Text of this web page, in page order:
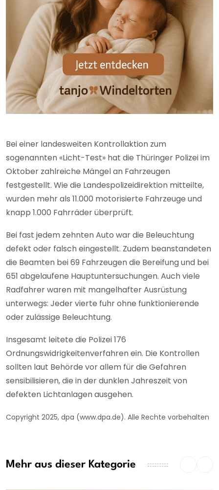
Bei einer landesweiten Kontrollaktion zum
sogenannten «Licht-Test» hat die Thüringer Polizei im
Oktober zahlreiche Mängel an Fahrzeugen
festgestellt. Wie die Landespolizeidirektion mitteilte,
wurden mehr als 11.000 motorisierte Fahrzeuge und
knapp 1.000 Fahrräder überprüft.
Bei fast jedem zehnten Auto war die Beleuchtung
defekt oder falsch eingestellt. Zudem beanstandeten
die Beamten bei 69 Fahrzeugen die Bereifung und bei
651 abgelaufene Hauptuntersuchungen. Auch viele
Radfahrer waren mit mangelhafter Ausrüstung
unterwegs: Jeder vierte fuhr ohne funktionierende
oder zulässige Beleuchtung.
Insgesamt leitete die Polizei 176
Ordnungswidrigkeitenverfahren ein. Die Kontrollen
sollten laut Behörde vor allem für die Gefahren
sensibilisieren, die in der dunklen Jahreszeit von
defekten Lichtanlagen ausgehen.
Copyright 2025, dpa (www.dpa.de). Alle Rechte vorbehalten
Mehr aus dieser Kategorie